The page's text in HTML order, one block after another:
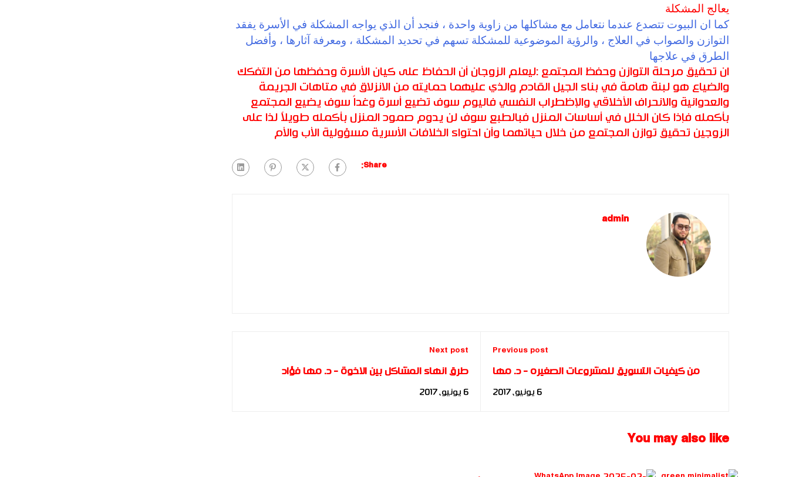
يعالج المشكلة
كما ان البيوت تتصدع عندما نتعامل مع مشاكلها من زاوية واحدة ، فنجد أن الذي يواجه المشكلة في الأسرة يفقد
التوازن والصواب في العلاج ، والرؤية الموضوعية للمشكلة تسهم في تحديد المشكلة ، ومعرفة آثارها ، وأفضل
الطرق في علاجها
ان تحقيق مرحلة التوازن وحفظ المجتمع :ليعلم الزوجان أن الحفاظ على كيان الأسرة وحفظها من التفكك
والضياع هو لبنة هامة في بناء الجيل القادم والذي عليهما حمايته من الانزلاق في متاهات الجريمة
والعدوانية والانحراف الأخلاقي والإظطراب النفسي فاليوم سوف تضيع أسرة وغداً سوف يضيع المجتمع
بأكمله فإذا كان الخلل في أساسات المنزل فبالطبع سوف لن يدوم صمود المنزل بأكمله طويلاً لذا على
الزوجين تحقيق توازن المجتمع من خلال حياتهما وأن احتواء الخلافات الأسرية مسؤولية الأب والأم
Share:
admin
Previous post
من كيفيات التسويق للمشروعات الصغيره - د. مها
6 يونيو، 2017
Next post
طرق انهاء المشاكل بين الاخوة - د. مها فؤاد
6 يونيو، 2017
You may also like